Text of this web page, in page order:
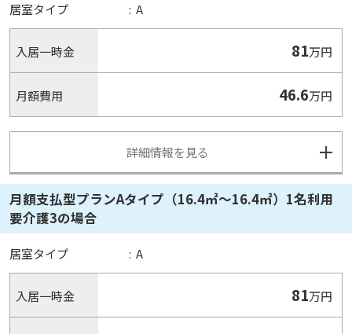
居室タイプ : A
入居一時金 81万円
月額費用 46.6万円
詳細情報を見る
月額支払型プランAタイプ（16.4㎡～16.4㎡）1名利用
要介護3の場合
居室タイプ : A
入居一時金 81万円